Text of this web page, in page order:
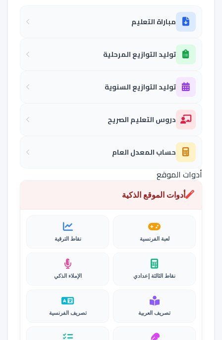
مباراة التعليم
توليد التوازيع المرحلية
توليد التوازيع السنوية
دروس التعليم الصريح
حساب المعدل العام
أدوات الموقع
أدوات الموقع الذكية
لعبة الفرنسية نقاط الترقية
نقاط الثالثة إعدادي الإملاء الذكي
تصريف العربية تصريف الفرنسية